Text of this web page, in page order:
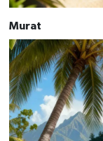
Murat